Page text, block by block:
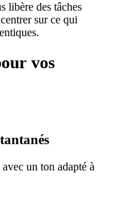
libère des tâches
sur ce qui
vos
un ton adapté à